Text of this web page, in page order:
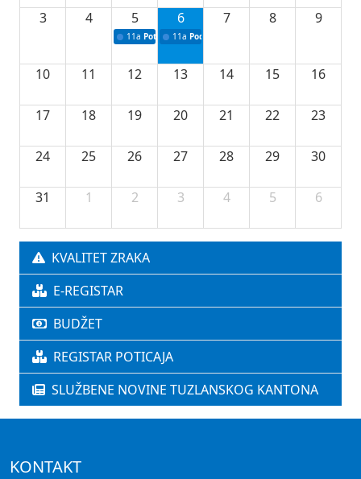
3 4 5
11a Potpisivanje ugovora o stipendijama za
6
11a Podrška razvoju vodne infrastrukture u
7 8 9
10 11 12 13 14 15 16
17 18 19 20 21 22 23
24 25 26 27 28 29 30
31 1 2 3 4 5 6
KVALITET ZRAKA
E-REGISTAR
BUDŽET
REGISTAR POTICAJA
SLUŽBENE NOVINE TUZLANSKOG KANTONA
KONTAKT